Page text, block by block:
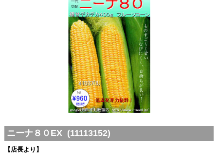
ニーナ８０EX (11113152)
【店長より】